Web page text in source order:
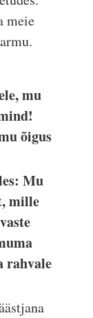
meie
mu
õigus
Mu
mille
rahvale